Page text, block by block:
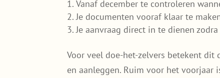
Vanaf december te controleren
Je documenten vooraf klaar te
Je aanvraag direct in te dienen
Voor veel doe-het-zelvers betekent
en aanleggen. Ruim voor het voorjaar